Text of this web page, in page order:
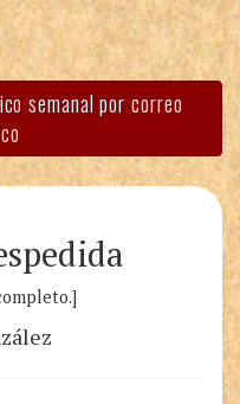
semanal por correo